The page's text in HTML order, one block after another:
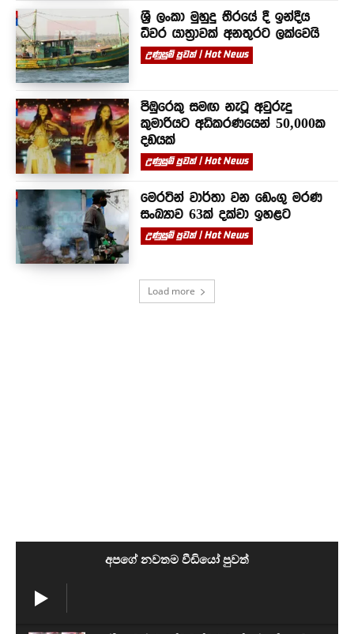
ශ්‍රී ලංකා මුහුදු තීරයේ දී ඉන්දීය
ධීවර යාත්‍රාවක් අනතුරට ලක්වෙයි
උණුසුම් පුවත් | Hot News
පිඹුරෙකු සමඟ නැටූ අවුරුදු
කුමාරියට අධිකරණයෙන් 50,000ක
දඩයක්
උණුසුම් පුවත් | Hot News
මෙරටින් වාර්තා වන ඩෙංගු මරණ
සංඛ්‍යාව 63ක් දක්වා ඉහළට
උණුසුම් පුවත් | Hot News
Load more
අපගේ නවතම වීඩියෝ පුවත්